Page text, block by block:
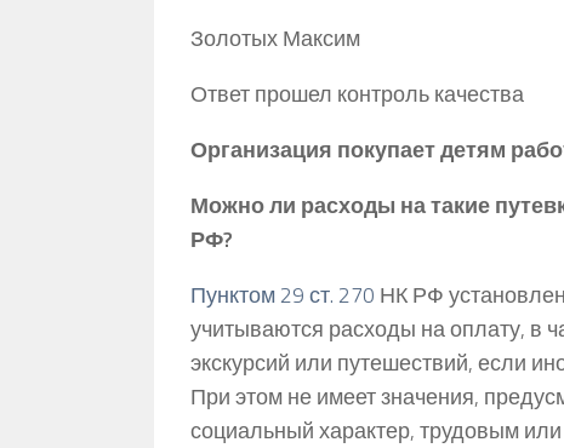
Золотых Максим
Ответ прошел контроль качества
Организация покупает детям
Можно ли расходы на такие
РФ?
Пунктом 29 ст. 270 НК РФ
учитываются расходы на оплату, в
экскурсий или путешествий, если
При этом не имеет значения,
социальный характер, трудовым